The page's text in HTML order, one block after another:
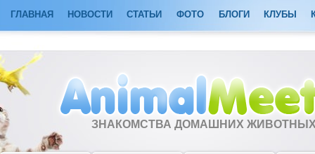
ГЛАВНАЯ НОВОСТИ СТАТЬИ ФОТО БЛОГИ КЛУБЫ
ЗНАКОМСТВА ДОМАШНИХ